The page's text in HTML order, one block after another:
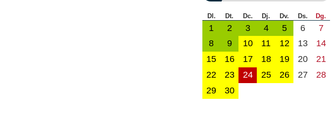
Dl. Dt. Dc. Dj. Dv. Ds. Dg.
1 2 3 4 5 6
7
8
9 10 11 12 13
14
15
16 17 18 19 20
21
22
23 24 25 26 27
28
29
30